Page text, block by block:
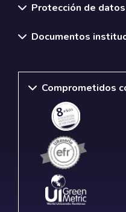
Protección de datos
Documentos
Comprometidos